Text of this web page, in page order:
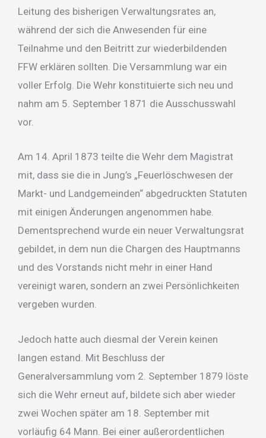
Leitung des bisherigen Verwaltungsrates an,
während der sich die Anwesenden für eine
Teilnahme und den Beitritt zur wiederbildenden
FFW erklären sollten. Die Versammlung war ein
voller Erfolg. Die Wehr konstituierte sich neu und
nahm am 5. September 1871 die Ausschusswahl
vor.
Am 14. April 1873 teilte die Wehr dem Magistrat
mit, dass sie die in Jung’s „Feuerlöschwesen der
Markt- und Landgemeinden“ abgedruckten Statuten
mit einigen Änderungen angenommen habe.
Dementsprechend wurde ein neuer Verwaltungsrat
gebildet, in dem nun die Chargen des Hauptmanns
und des Vorstands nicht mehr in einer Hand
vereinigt waren, sondern an zwei Persönlichkeiten
vergeben wurden.
Jedoch hatte auch diesmal der Verein keinen
langen estand. Mit Beschluss der
Generalversammlung vom 2. September 1879 löste
sich die Wehr erneut auf, bildete sich aber wieder
zwei Wochen später am 18. September mit
vorläufig 64 Mann. Bei einer außerordentlichen